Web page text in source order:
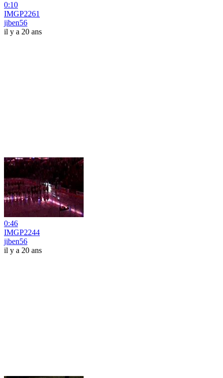
0:10
IMGP2261
jiben56
il y a 20 ans
0:46
IMGP2244
jiben56
il y a 20 ans